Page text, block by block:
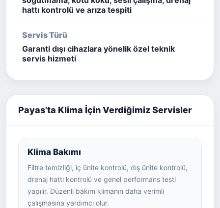
hattı kontrolü ve arıza tespiti
Servis Türü
Garanti dışı cihazlara yönelik özel teknik
servis hizmeti
Payas’ta Klima İçin Verdiğimiz Servisler
Klima Bakımı
Filtre temizliği, iç ünite kontrolü, dış ünite kontrolü,
drenaj hattı kontrolü ve genel performans testi
yapılır. Düzenli bakım klimanın daha verimli
çalışmasına yardımcı olur.